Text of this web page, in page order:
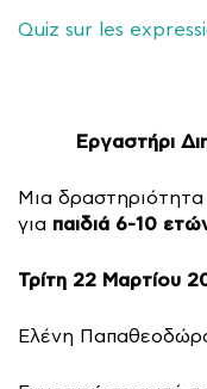
Quiz sur les
Εργαστήρι
Μια δραστηριότητα
για παιδιά 6-10
Τρίτη 22 Μαρτίου
Ελένη